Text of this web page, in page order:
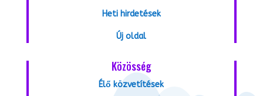
Heti hirdetések
Új oldal
Közösség
Élő közvetítések